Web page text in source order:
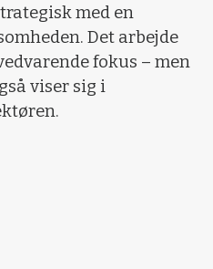
med en
Det arbejde
fokus – men
viser sig i